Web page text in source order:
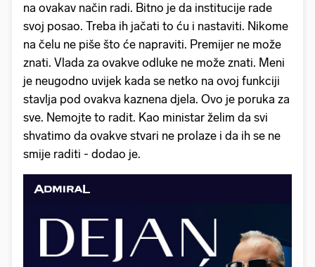
na ovakav način radi. Bitno je da institucije rade
svoj posao. Treba ih jačati to ću i nastaviti. Nikome
na čelu ne piše što će napraviti. Premijer ne može
znati. Vlada za ovakve odluke ne može znati. Meni
je neugodno uvijek kada se netko na ovoj funkciji
stavlja pod ovakva kaznena djela. Ovo je poruka za
sve. Nemojte to radit. Kao ministar želim da svi
shvatimo da ovakve stvari ne prolaze i da ih se ne
smije raditi - dodao je.